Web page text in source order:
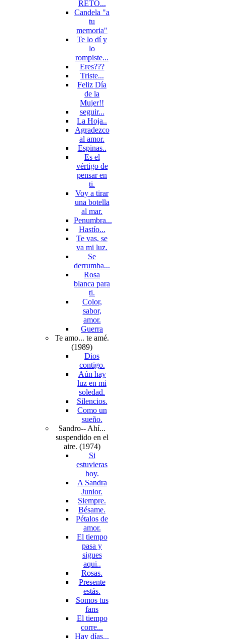
RETO...
Candela "a
tu
memoria"
Te lo dí y
lo
rompiste...
Eres???
Triste...
Feliz Día
de la
Mujer!!
seguir...
La Hoja..
Agradezco
al amor.
Espinas..
Es el
vértigo de
pensar en
ti.
Voy a tirar
una botella
al mar.
Penumbra...
Hastío...
Te vas, se
va mi luz.
Se
derrumba...
Rosa
blanca para
ti.
Color,
sabor,
amor.
Guerra
Te amo... te amé.
(1989)
Dios
contigo.
Aún hay
luz en mi
soledad.
Silencios.
Como un
sueño.
Sandro-- Ahí...
suspendido en el
aire. (1974)
Si
estuvieras
hoy.
A Sandra
Junior.
Siempre.
Bésame.
Pétalos de
amor.
El tiempo
pasa y
sigues
aqui..
Rosas.
Presente
estás.
Somos tus
fans
El tiempo
corre...
Hay días...